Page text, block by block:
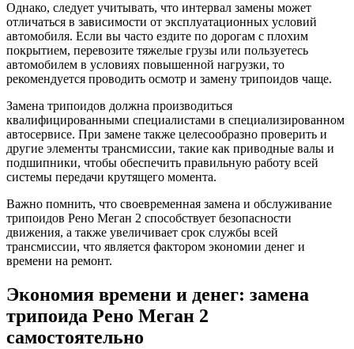
Однако, следует учитывать, что интервал замены может
отличаться в зависимости от эксплуатационных условий
автомобиля. Если вы часто ездите по дорогам с плохим
покрытием, перевозите тяжелые грузы или пользуетесь
автомобилем в условиях повышенной нагрузки, то
рекомендуется проводить осмотр и замену трипоидов чаще.
Замена трипоидов должна производиться
квалифицированными специалистами в специализированном
автосервисе. При замене также целесообразно проверить и
другие элементы трансмиссии, такие как приводные валы и
подшипники, чтобы обеспечить правильную работу всей
системы передачи крутящего момента.
Важно помнить, что своевременная замена и обслуживание
трипоидов Рено Меган 2 способствует безопасности
движения, а также увеличивает срок службы всей
трансмиссии, что является фактором экономии денег и
времени на ремонт.
Экономия времени и денег: замена
трипоида Рено Меган 2
самостоятельно